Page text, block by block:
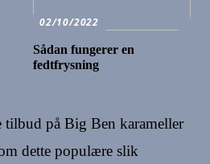
02/10/2022
Sådan fungerer en
fedtfrysning
tilbud på Big Ben karameller
dette populære slik